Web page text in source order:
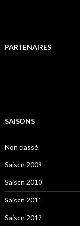
PARTENAIRES
SAISONS
Non classé
Saison 2009
Saison 2010
Saison 2011
Saison 2012